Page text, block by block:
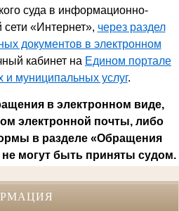
суда в информационно-
«Интернет», через раздел
документов в электронном
кабинет на Едином портале
и муниципальных услуг.
в электронном виде,
электронной почты, либо
в разделе «Обращения
не могут быть приняты судом.